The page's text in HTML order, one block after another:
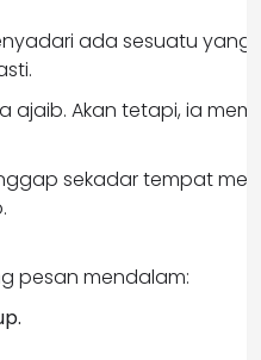
ada sesuatu yang
ajaib. Akan tetapi, ia
sekadar tempat
pesan mendalam: